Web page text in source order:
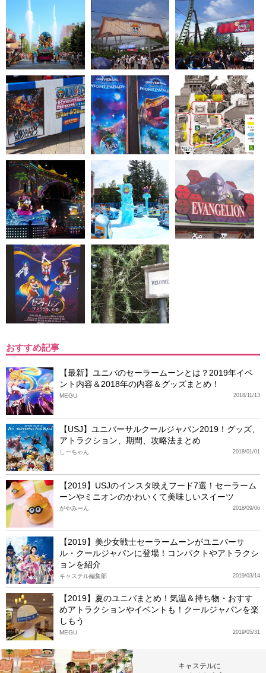
おすすめ記事
【最新】ユニバのセーラームーンとは？2019年イベ
ント内容＆2018年の内容＆グッズまとめ！
2018/11/13
MEGU
【USJ】ユニバーサルクールジャパン2019！グッズ、
アトラクション、期間、攻略法まとめ
2018/01/01
しーちゃん
【2019】USJのインスタ映えフード7選！セーラーム
ーンやミニオンのかわいくて美味しいスイーツ
2018/09/06
がやみーん
【2019】美少女戦士セーラームーンがユニバーサ
ル・クールジャパンに登場！コンパクトやアトラクシ
ョンを紹介
2019/03/14
キャステル編集部
【2019】夏のユニバまとめ！気温＆持ち物・おすす
めアトラクションやイベントも！クールジャパンを楽
しもう
2019/05/31
MEGU
キャステルに